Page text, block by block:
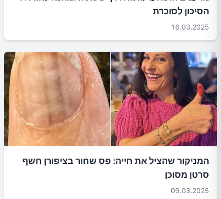
הסיכון לסוכרת
16.03.2025
המניקור שהציל את חייה: פס שחור בציפורן חשף
סרטן מסוכן
09.03.2025